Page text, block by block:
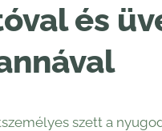
és
szett a